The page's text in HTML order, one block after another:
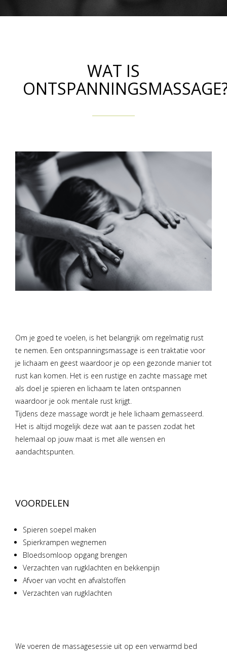
WAT IS
Om je goed te voelen, is het belangrijk om regelmatig rust
te nemen. Een ontspanningsmassage is een traktatie voor
je lichaam en geest waardoor je op een gezonde manier tot
rust kan komen. Het is een rustige en zachte massage met
als doel je spieren en lichaam te laten ontspannen
waardoor je ook mentale rust krijgt.
Tijdens deze massage wordt je hele lichaam gemasseerd.
Het is altijd mogelijk deze wat aan te passen zodat het
helemaal op jouw maat is met alle wensen en
aandachtspunten.
VOORDELEN
Spieren soepel maken
Spierkrampen wegnemen
Bloedsomloop opgang brengen
Verzachten van rugklachten en bekkenpijn
Afvoer van vocht en afvalstoffen
Verzachten van rugklachten
We voeren de massagesessie uit op een verwarmd bed